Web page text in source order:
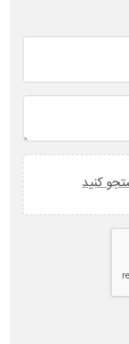
کنید